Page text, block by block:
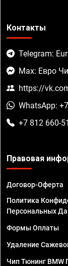
Контакты
Telegram:
Max: Евро
https://
WhatsApp:
+7 812 660-
Правовая
Договор-Оферта
Политика
Персональных
Формы Оплаты
Удаление
Чип Тюнинг BMW